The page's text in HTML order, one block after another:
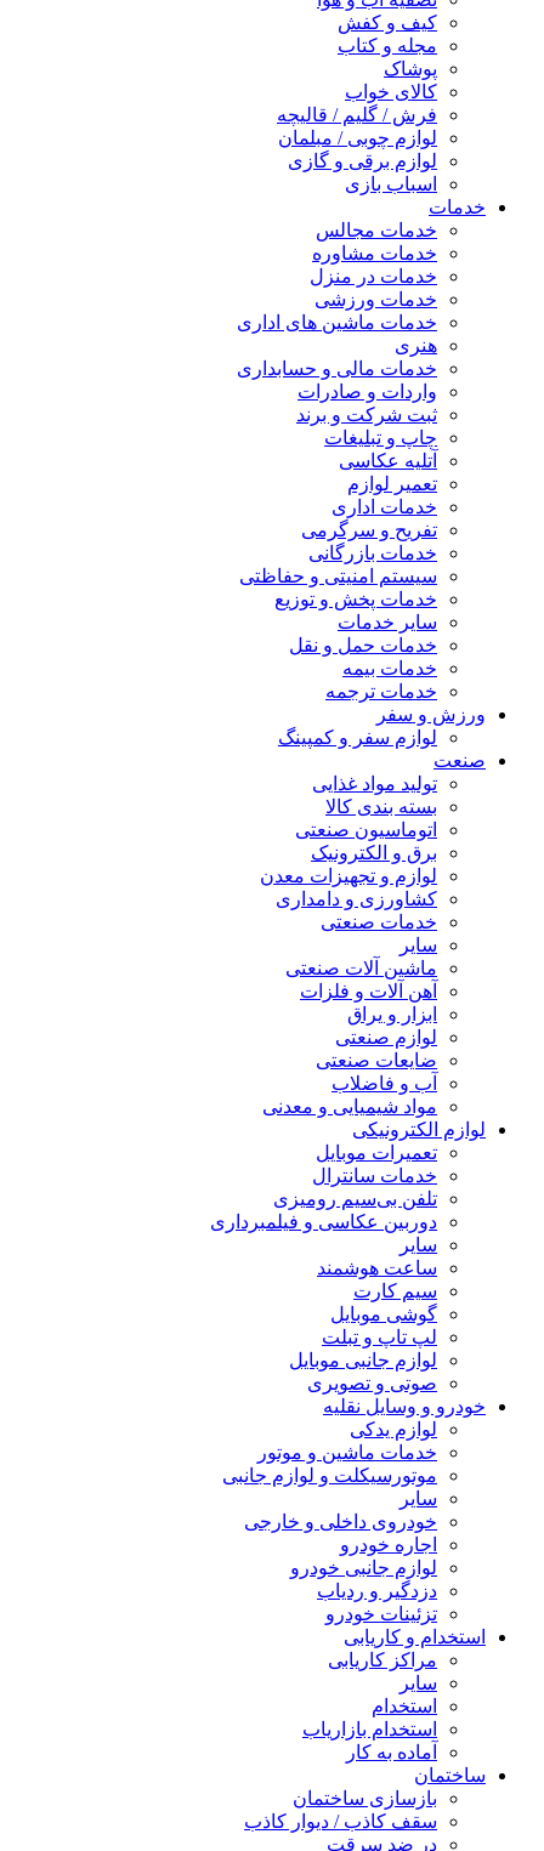
کیف و کفش
مجله و کتاب
پوشاک
کالای خواب
فرش / گلیم / قالیچه
لوازم چوبی / مبلمان
لوازم برقی و گازی
اسباب بازی
خدمات
خدمات مجالس
خدمات مشاوره
خدمات در منزل
خدمات ورزشی
خدمات ماشین های اداری
هنری
خدمات مالی و حسابداری
واردات و صادرات
ثبت شرکت و برند
چاپ و تبلیغات
آتلیه عکاسی
تعمیر لوازم
خدمات اداری
تفریح و سرگرمی
خدمات بازرگانی
سیستم امنیتی و حفاظتی
خدمات پخش و توزیع
سایر خدمات
خدمات حمل و نقل
خدمات بیمه
خدمات ترجمه
ورزش و سفر
لوازم سفر و کمپینگ
صنعت
تولید مواد غذایی
بسته بندی کالا
اتوماسیون صنعتی
برق و الکترونیک
لوازم و تجهیزات معدن
کشاورزی و دامداری
خدمات صنعتی
سایر
ماشین آلات صنعتی
آهن آلات و فلزات
ابزار و یراق
لوازم صنعتی
ضایعات صنعتی
آب و فاضلاب
مواد شیمیایی و معدنی
لوازم الکترونیکی
تعمیرات موبایل
خدمات سانترال
تلفن بی‌سیم رومیزی
دوربین عکاسی و فیلمبرداری
سایر
ساعت هوشمند
سیم کارت
گوشی موبایل
لپ تاپ و تبلت
لوازم جانبی موبایل
صوتی و تصویری
خودرو و وسایل نقلیه
لوازم یدکی
خدمات ماشین و موتور
موتورسیکلت و لوازم جانبی
سایر
خودروی داخلی و خارجی
اجاره خودرو
لوازم جانبی خودرو
دزدگیر و ردیاب
تزئینات خودرو
استخدام و کاریابی
مراکز کاریابی
سایر
استخدام
استخدام بازاریاب
آماده به کار
ساختمان
بازسازی ساختمان
سقف کاذب / دیوار کاذب
در ضد سرقت